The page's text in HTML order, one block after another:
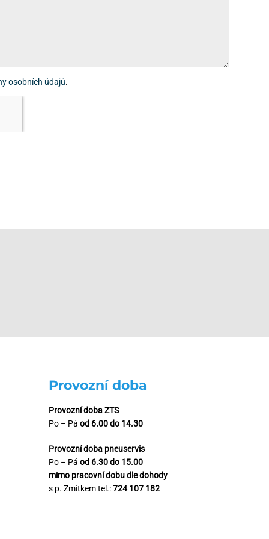
osobních údajů.
Provozní doba
Provozní doba ZTS
Po – Pá od 6.00 do 14.30
Provozní doba pneuservis
Po – Pá od 6.30 do 15.00
mimo pracovní dobu dle dohody
s p. Zmítkem tel.:724 107 182